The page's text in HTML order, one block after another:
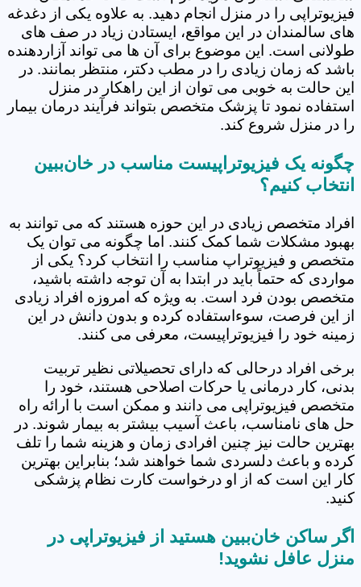
فیزیوتراپی را در منزل انجام دهید. به علاوه یکی از دغدغه
های سالمندان در این مواقع، ایستادن زیاد در صف های
طولانی است. این موضوع برای آن ها می تواند آزاردهنده
باشد که زمان زیادی را در مطب دکتر، منتظر بمانند. در
این حالت به خوبی می توان از این راهکار در منزل
استفاده نمود تا پزشک متخصص بتواند فرآیند درمان بیمار
را در منزل شروع کند.
چگونه یک فیزیوتراپیست مناسب در خان‌ببین
انتخاب کنیم؟
افراد متخصص زیادی در این حوزه هستند که می توانند به
بهبود مشکلات شما کمک کنند. اما چگونه می توان یک
متخصص و فیزیوتراپ مناسب را انتخاب کرد؟ یکی از
مواردی که حتماً باید در ابتدا به آن توجه داشته باشید،
متخصص بودن فرد است. به ویژه که امروزه افراد زیادی
از این فرصت، سوءاستفاده کرده و بدون دانش در این
زمینه خود را فیزیوتراپیست، معرفی می کنند.
برخی افراد درحالی که دارای تحصیلاتی نظیر تربیت
بدنی، کار درمانی یا حرکات اصلاحی هستند، خود را
متخصص فیزیوتراپی می دانند و ممکن است با ارائه راه
حل های نامناسب، باعث آسیب بیشتر به بیمار شوند. در
بهترین حالت نیز چنین افرادی زمان و هزینه شما را تلف
کرده و باعث دلسردی شما خواهند شد؛ بنابراین بهترین
کار این است که از او درخواست کارت نظام پزشکی
کنید.
اگر ساکن خان‌ببین هستید از فیزیوتراپی در
منزل عافل نشوید!